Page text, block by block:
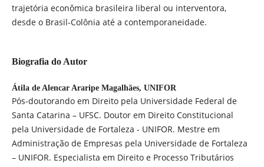
trajetória econômica brasileira liberal ou interventora,
desde o Brasil-Colônia até a contemporaneidade.
Biografia do Autor
Átila de Alencar Araripe Magalhães, UNIFOR
Pós-doutorando em Direito pela Universidade Federal de
Santa Catarina – UFSC. Doutor em Direito Constitucional
pela Universidade de Fortaleza - UNIFOR. Mestre em
Administração de Empresas pela Universidade de Fortaleza
– UNIFOR. Especialista em Direito e Processo Tributários